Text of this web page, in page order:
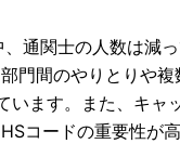
通関士の人数は減
門間のやりとりや
ます。また、キャ
コードの重要性が高